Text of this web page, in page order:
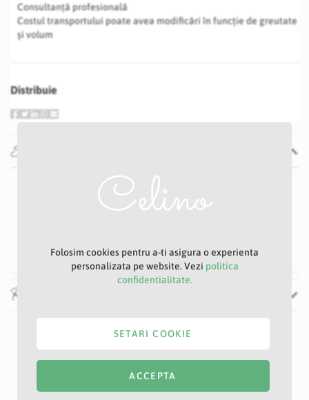
Consultanță profesională
Costul transportului poate avea modificări în funcție de greutate
și volum
Distribuie
Specificatii
Recenzii
Folosim cookies pentru a-ti asigura o experienta
personalizata pe website. Vezi politica
confidentialitate.
ACCEPTA
SETARI COOKIE